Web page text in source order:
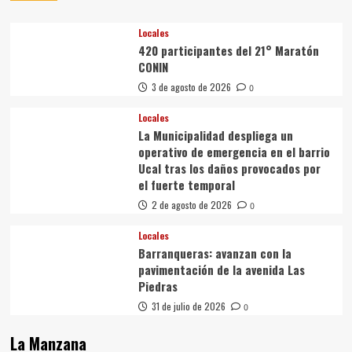
Locales
420 participantes del 21° Maratón
CONIN
3 de agosto de 2026 0
Locales
La Municipalidad despliega un
operativo de emergencia en el barrio
Ucal tras los daños provocados por
el fuerte temporal
2 de agosto de 2026 0
Locales
Barranqueras: avanzan con la
pavimentación de la avenida Las
Piedras
31 de julio de 2026 0
La Manzana